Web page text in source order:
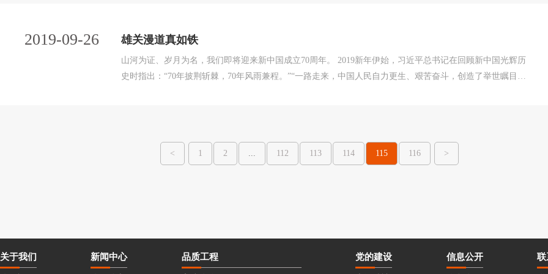
2019-09-26 雄关漫道真如铁
山河为证、岁月为名，我们即将迎来新中国成立70周年。 2019新年伊始，习近平总书记在回顾新中国光辉历
史时指出：“70年披荆斩棘，70年风雨兼程。”“一路走来，中国人民自力更生、艰苦奋斗，创造了举世瞩目的
< 1 2 ... 112 113 114 115 116 >
关于我们 新闻中心 品质工程 党的建设 信息公开 联